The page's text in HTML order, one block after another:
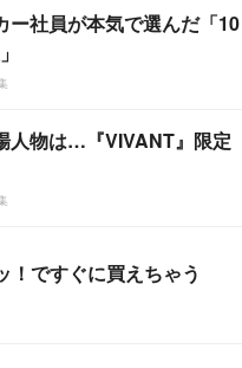
ー社員が本気で選んだ「10
人物は…『VIVANT』限定
！ですぐに買えちゃう